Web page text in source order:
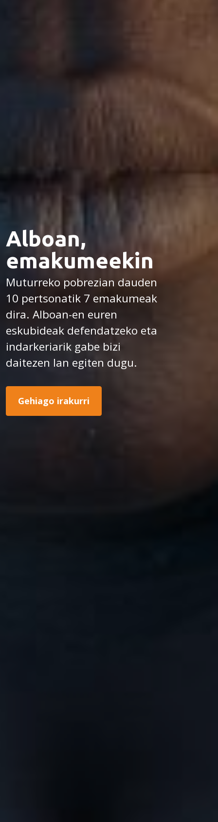
Alboan,
emakumeekin
Muturreko pobrezian dauden
10 pertsonatik 7 emakumeak
dira. Alboan-en euren
eskubideak defendatzeko eta
indarkeriarik gabe bizi
daitezen lan egiten dugu.
Gehiago irakurri